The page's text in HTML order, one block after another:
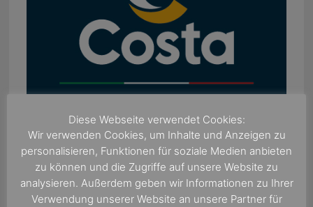
Diese Webseite verwendet Cookies:
Wir verwenden Cookies, um Inhalte und Anzeigen zu
personalisieren, Funktionen für soziale Medien anbieten
zu können und die Zugriffe auf unsere Website zu
analysieren. Außerdem geben wir Informationen zu Ihrer
Verwendung unserer Website an unsere Partner für